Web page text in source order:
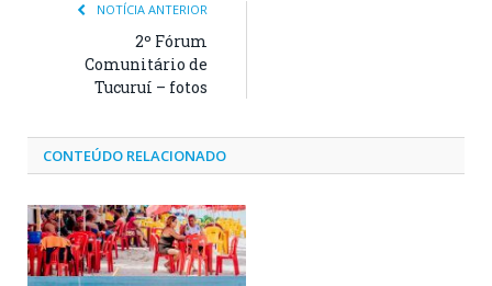
NOTÍCIA ANTERIOR
2º Fórum
Comunitário de
Tucuruí – fotos
CONTEÚDO RELACIONADO